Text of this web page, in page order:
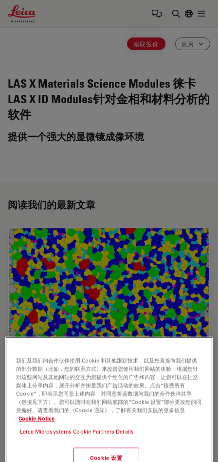
Leica Microsystems Logo
索取报价 应用
LAS X Materials Science Modules 徕卡
LAS X ID Modules针对金相和材料分析的
软件
提供一个强大的显微镜成像环境
阅读我们的最新文章
用于晶粒度分析的倒置显微镜：需要考虑的
三个因素
微观钢材颗粒尺寸分析有助于确定特定用途（如建造桥梁与铁
路轨道）下钢合金的质量。本次网络研讨会将介绍样本的制
备、样本的显微镜检测以及使用国际标准对样本的分析。
谷物
我们及我们的合作伙伴使用 Cookie 和其他跟踪技术，以及您直接向我们提供
的部分数据（比如，您的联系方式）来改善您使用我们网站的体验，根据您针
对这些网站及其他网站的交互为您提供个性化的广告和内容，让您可以在社交
媒体上分享内容，展开分析并衡量我们广告活动的效果。点击“接受所有
Cookie”，即表示您同意上述内容，并同意将该数据与我们的合作伙伴共享
（链接见下方）。您可以随时在我们网站底部的“Cookie 设置”部分更改您的同
意偏好。请查看我们的《Cookie 通知》，了解有关我们实践的更多信息
Cookie Notice
Leica Microsystems Cookie Partners Details
Cookie 设置